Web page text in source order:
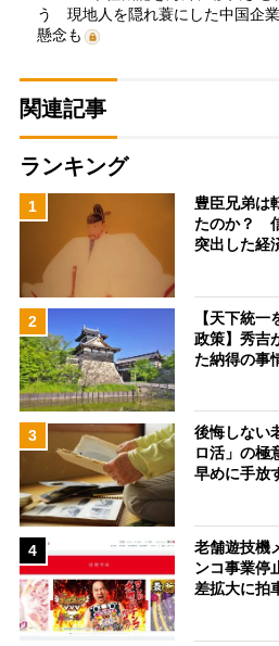
う 現地人を隠れ蓑にした中国企
懸念も
関連記事
ランキング
1
豊臣兄弟は
たのか？
突出した経
2
【天下統
政策】秀吉
た納得の事
3
後悔しない
ロ活」の
早めに手放
4
老舗遊技機
ンコ事業停
差拡大に拍